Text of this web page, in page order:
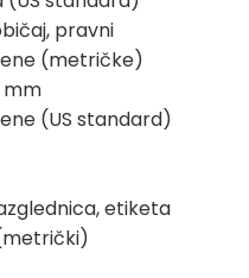
pravni
(metričke)
mm
(US standard)
etiketa